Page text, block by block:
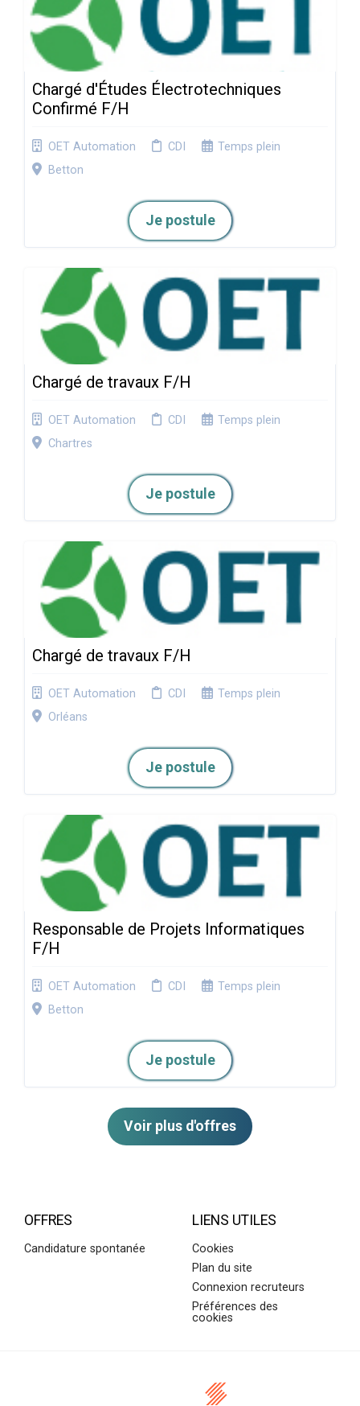
Chargé d'Études Électrotechniques
Confirmé F/H
OET Automation CDI
Temps plein
Betton
Je postule
Chargé de travaux F/H
OET Automation CDI
Temps plein
Chartres
Je postule
Chargé de travaux F/H
OET Automation CDI
Temps plein
Orléans
Je postule
Responsable de Projets Informatiques
F/H
OET Automation CDI
Temps plein
Betton
Je postule
Voir plus d'offres
OFFRES
Candidature spontanée
LIENS UTILES
Cookies
Plan du site
Connexion recruteurs
Préférences des
cookies